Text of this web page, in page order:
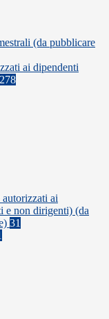
(da pubblicare
ai dipendenti
278
ai
e non dirigenti) (da
31